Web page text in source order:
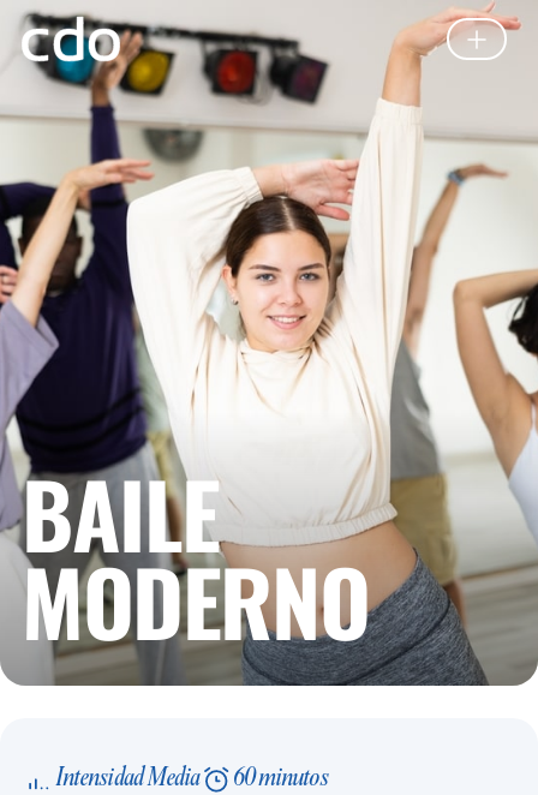
BAILE
MODERNO
Intensidad Media 60 minutos